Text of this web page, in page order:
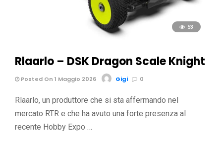
53
Rlaarlo – DSK Dragon Scale Knight
Posted On 1 Maggio 2026 Gigi 0
Rlaarlo, un produttore che si sta affermando nel
mercato RTR e che ha avuto una forte presenza al
recente Hobby Expo …